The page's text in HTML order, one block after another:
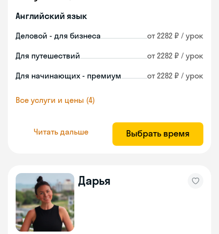
Английский язык
Деловой - для бизнеса от 2282 ₽ / урок
Для путешествий от 2282 ₽ / урок
Для начинающих - премиум от 2282 ₽ / урок
Все услуги и цены (4)
Читать дальше Выбрать время
Дарья